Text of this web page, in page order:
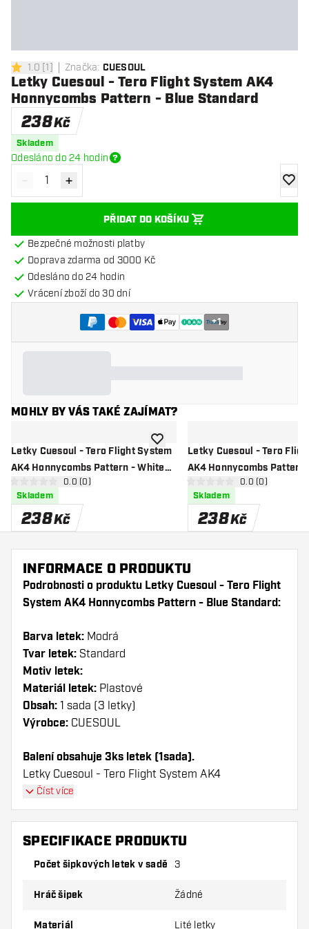
1 hodnoticí hvězdičky
1.0 [1] Značka: CUESOUL
Letky Cuesoul - Tero Flight System AK4
Honnycombs Pattern - Blue Standard
238Kč
Skladem
Odesláno do 24 hodin
Snížit množství
- Zvýšit množství
+
PŘIDAT DO KOŠÍKU
Bezpečné možnosti platby
Doprava zdarma od 3000 Kč
Odesláno do 24 hodin
Vrácení zboží do 30 dní
+1
MOHLY BY VÁS TAKÉ ZAJÍMAT?
Letky Cuesoul - Tero Flight System
AK4 Honnycombs Pattern - White
otevřít panel recenzí
0 hodnoticí hvězdičky
0.0 (0)
Skladem
238Kč
Přidat do seznamu přání
Letky Cuesoul - Tero
AK4 Honnycombs Pattern
otevřít panel
0 hodnoticí hvězdičky
0.0 (0)
Skladem
238Kč
INFORMACE O PRODUKTU
Podrobnosti o produktu Letky Cuesoul - Tero Flight
System AK4 Honnycombs Pattern - Blue Standard:
Barva letek: Modrá
Tvar letek: Standard
Motiv letek:
Materiál letek: Plastové
Obsah: 1 sada (3 letky)
Výrobce: CUESOUL
Balení obsahuje 3ks letek (1sada).
Letky Cuesoul - Tero Flight System AK4
Honnycombs Pattern - Blue Standard mají dlouhou
životnost. Tyto letky lze použít pouze s násadky
Cuesoul.
Dartshopper tip!
Ujistěte se, že máte po ruce dostatek letky a
násadky. Ty se mohou používáním poškodit
nebo zlomit.
Číst více
SPECIFIKACE PRODUKTU
Počet šipkových letek v sadě 3
Hráč šipek Žádné
Materiál Lité letky